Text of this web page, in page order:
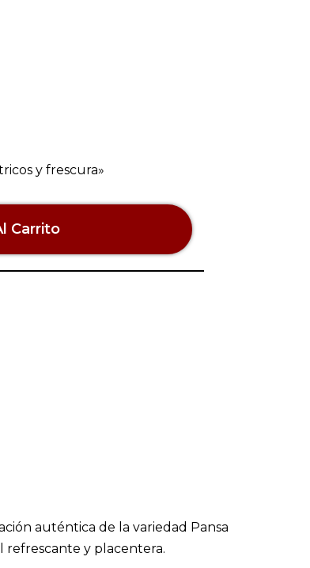
y frescura»
Carrito
auténtica de la variedad Pansa
refrescante y placentera.